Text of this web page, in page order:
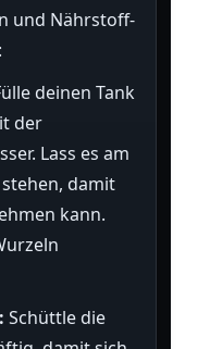
und Nährstoff-
deinen Tank
der
Lass es am
damit
kann.
Schüttle die